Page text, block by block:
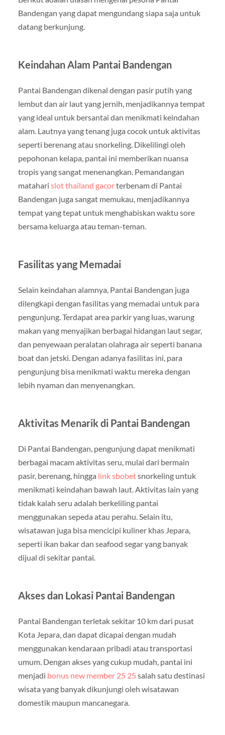
Bandengan yang dapat mengundang siapa saja untuk
datang berkunjung.
Keindahan Alam Pantai Bandengan
Pantai Bandengan dikenal dengan pasir putih yang
lembut dan air laut yang jernih, menjadikannya tempat
yang ideal untuk bersantai dan menikmati keindahan
alam. Lautnya yang tenang juga cocok untuk aktivitas
seperti berenang atau snorkeling. Dikelilingi oleh
pepohonan kelapa, pantai ini memberikan nuansa
tropis yang sangat menenangkan. Pemandangan
matahari slot thailand gacorterbenam di Pantai
Bandengan juga sangat memukau, menjadikannya
tempat yang tepat untuk menghabiskan waktu sore
bersama keluarga atau teman-teman.
Fasilitas yang Memadai
Selain keindahan alamnya, Pantai Bandengan juga
dilengkapi dengan fasilitas yang memadai untuk para
pengunjung. Terdapat area parkir yang luas, warung
makan yang menyajikan berbagai hidangan laut segar,
dan penyewaan peralatan olahraga air seperti banana
boat dan jetski. Dengan adanya fasilitas ini, para
pengunjung bisa menikmati waktu mereka dengan
lebih nyaman dan menyenangkan.
Aktivitas Menarik di Pantai Bandengan
Di Pantai Bandengan, pengunjung dapat menikmati
berbagai macam aktivitas seru, mulai dari bermain
pasir, berenang, hingga link sbobetsnorkeling untuk
menikmati keindahan bawah laut. Aktivitas lain yang
tidak kalah seru adalah berkeliling pantai
menggunakan sepeda atau perahu. Selain itu,
wisatawan juga bisa mencicipi kuliner khas Jepara,
seperti ikan bakar dan seafood segar yang banyak
dijual di sekitar pantai.
Akses dan Lokasi Pantai Bandengan
Pantai Bandengan terletak sekitar 10 km dari pusat
Kota Jepara, dan dapat dicapai dengan mudah
menggunakan kendaraan pribadi atau transportasi
umum. Dengan akses yang cukup mudah, pantai ini
menjadi bonus new member 25 25 salah satu destinasi
wisata yang banyak dikunjungi oleh wisatawan
domestik maupun mancanegara.